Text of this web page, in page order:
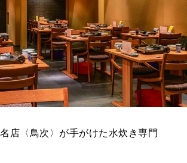
店〈鳥次〉が手がけた水炊き専門